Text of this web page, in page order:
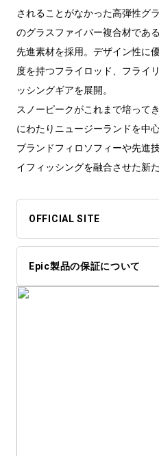
されることがなかった高弾性グ
のグラスファイバー複合材であ
先進素材を採用。デザイン性に
度を持つフライロッド、フライ
ッシングギアを展開。
スノーピークがこれまで培って
にわたりニュージーランドを中
ブランドフィロソフィーや先進
イフィッシングを融合させた新
OFFICIAL SITE
Epic製品の保証について